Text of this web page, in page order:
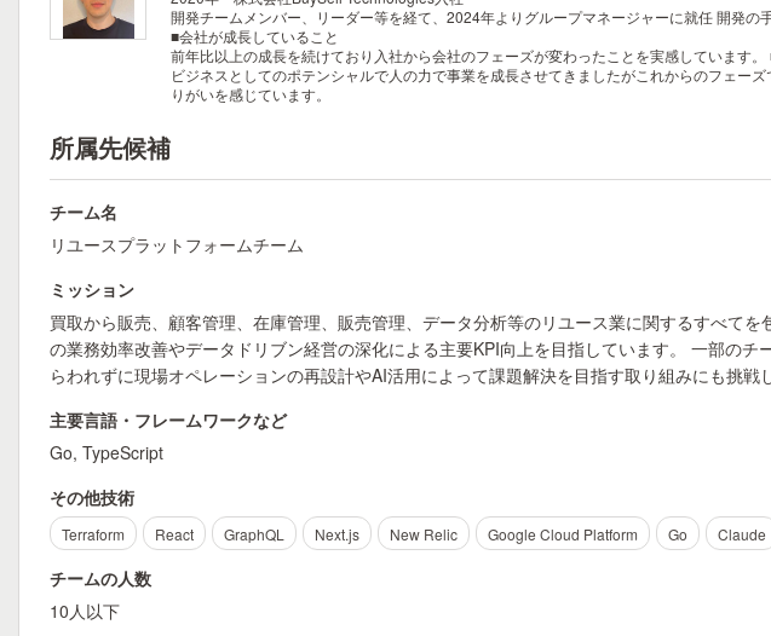
開発チームメンバー、リーダー等を経て、2024年よりグループマネージャーに就任開発の
■会社が成長していること
前年比以上の成長を続けており入社から会社のフェーズが変わったことを実感しています。
ビジネスとしてのポテンシャルで人の力で事業を成長させてきましたがこれからのフェー
りがいを感じています。
所属先候補
チーム名
リユースプラットフォームチーム
ミッション
買取から販売、顧客管理、在庫管理、販売管理、データ分析等のリユース業に関するすべて
の業務効率改善やデータドリブン経営の深化による主要KPI向上を目指しています。 一部の
らわれずに現場オペレーションの再設計やAI活用によって課題解決を目指す取り組みにも挑戦
主要言語・フレームワークなど
Go, TypeScript
その他技術
Terraform React GraphQL Next.js New Relic Google Cloud Platform Go Claude
チームの人数
10人以下